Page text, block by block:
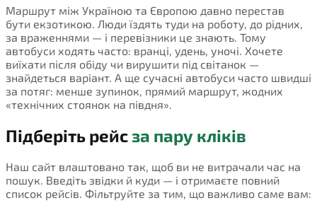
Маршрут між Україною та Європою давно перестав
бути екзотикою. Люди їздять туди на роботу, до рідних,
за враженнями — і перевізники це знають. Тому
автобуси ходять часто: вранці, удень, уночі. Хочете
виїхати після обіду чи вирушити під світанок —
знайдеться варіант. А ще сучасні автобуси часто швидші
за потяг: менше зупинок, прямий маршрут, жодних
«технічних стоянок на півдня».
Підберіть рейсза пару кліків
Наш сайт влаштовано так, щоб ви не витрачали час на
пошук. Введіть звідки й куди — і отримаєте повний
список рейсів. Фільтруйте за тим, що важливо саме вам: